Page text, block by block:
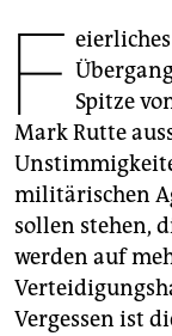
genossenschaft
epaper login
F Spitze
Mark Rutte
militärischen
sollen stehen,
werden auf
Vergessen ist